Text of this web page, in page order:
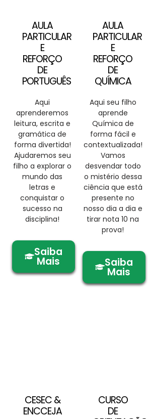
AULA
PARTICULAR
E
REFORÇO
DE
PORTUGUÊS
Aqui
aprenderemos
leitura, escrita e
gramática de
forma divertida!
Ajudaremos seu
filho a explorar o
mundo das
letras e
conquistar o
sucesso na
disciplina!
Saiba
Mais
AULA
PARTICULAR
E
REFORÇO
DE
QUÍMICA
Aqui seu filho
aprende
Química de
forma fácil e
contextualizada!
Vamos
desvendar todo
o mistério dessa
ciência que está
presente no
nosso dia a dia e
tirar nota 10 na
prova!
Saiba
Mais
CESEC &
ENCCEJA
CURSO
DE